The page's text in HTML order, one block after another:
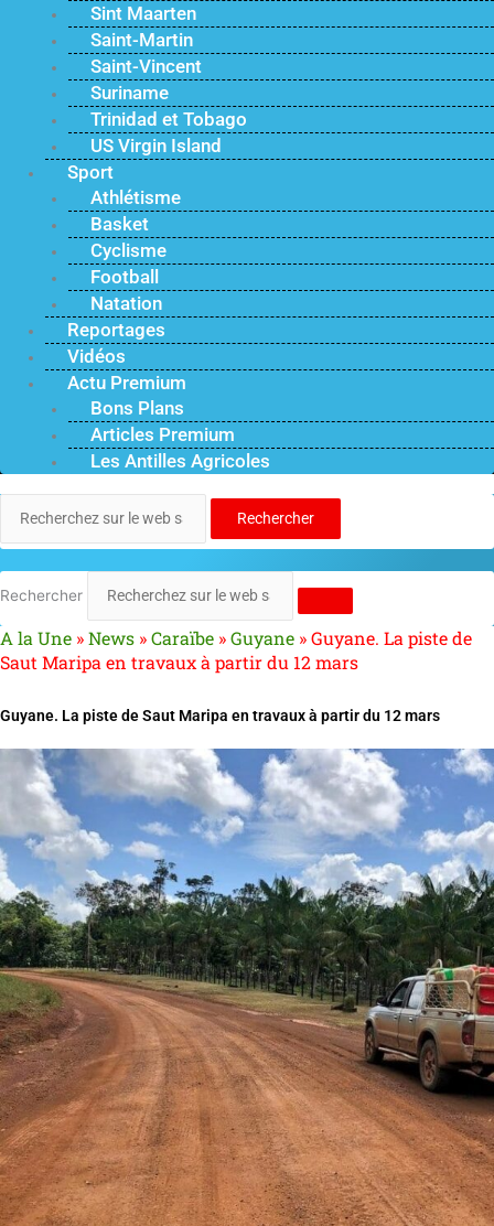
Sint Maarten
Saint-Martin
Saint-Vincent
Suriname
Trinidad et Tobago
US Virgin Island
Sport
Athlétisme
Basket
Cyclisme
Football
Natation
Reportages
Vidéos
Actu Premium
Bons Plans
Articles Premium
Les Antilles Agricoles
Rechercher
Rechercher
A la Une »News »Caraïbe »Guyane »Guyane. La piste de
Saut Maripa en travaux à partir du 12 mars
Guyane. La piste de Saut Maripa en travaux à partir du 12 mars